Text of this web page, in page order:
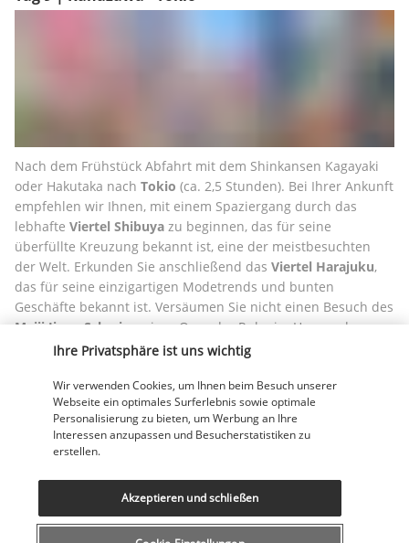
Nach dem Frühstück Abfahrt mit dem Shinkansen Kagayaki
oder Hakutaka nach Tokio (ca. 2,5 Stunden). Bei Ihrer Ankunft
empfehlen wir Ihnen, mit einem Spaziergang durch das
lebhafte Viertel Shibuya zu beginnen, das für seine
überfüllte Kreuzung bekannt ist, eine der meistbesuchten
der Welt. Erkunden Sie anschließend das Viertel Harajuku,
das für seine einzigartigen Modetrends und bunten
Meiji Jingu Schreins, einer Oase der Ruhe im Herzen der
Stadt, die einen beruhigenden Kontrast zur städtischen
Tag 10 | Besichtigung von Tokio
Ihre Privatsphäre ist uns wichtig
Wir verwenden Cookies, um Ihnen beim Besuch unserer
Webseite ein optimales Surferlebnis sowie optimale
Personalisierung zu bieten, um Werbung an Ihre
Interessen anzupassen und Besucherstatistiken zu
erstellen.
Akzeptieren und schließen